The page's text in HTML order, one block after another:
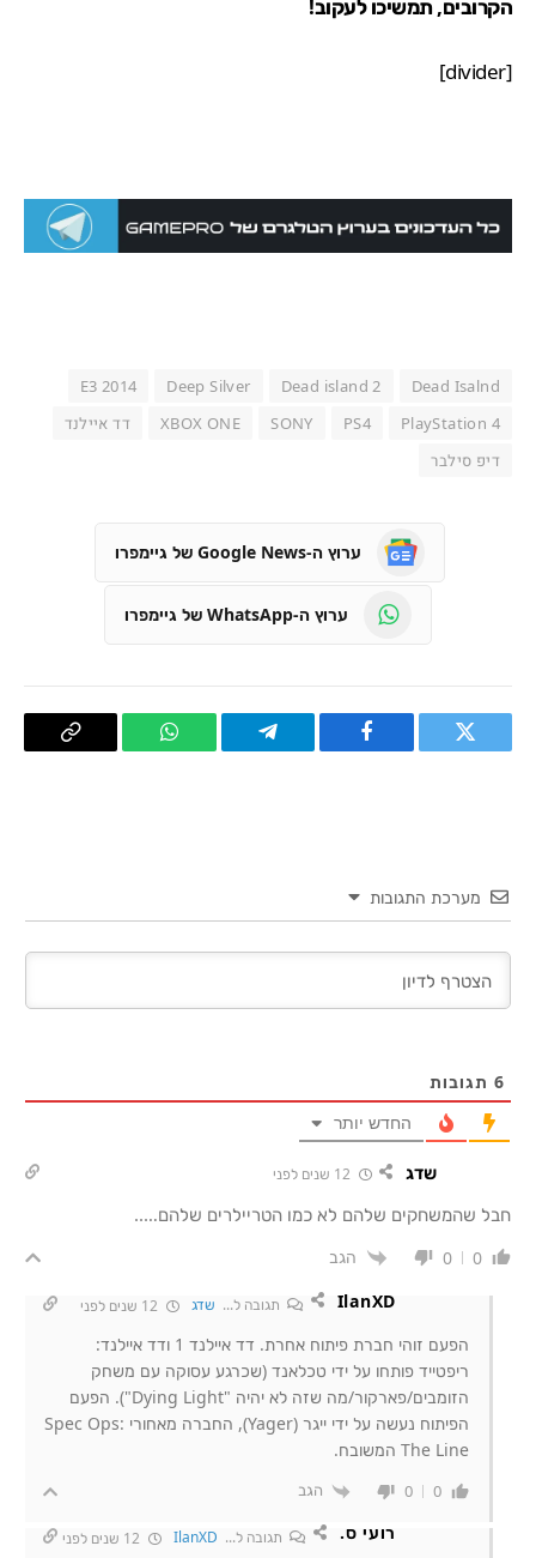
הקרובים, תמשיכו לעקוב!
[divider]
Dead Isalnd
Dead island 2
Deep Silver
E3 2014
PlayStation 4
PS4
SONY
XBOX ONE
דד איילנד
דיפ סילבר
ערוץ ה-Google News של גיימפרו
ערוץ ה-WhatsApp של גיימפרו
טוויטר פייסבוק Telegram
WhatsApp העתק
מערכת התגובות
6 תגובות
החדש יותר
שדג
חבל שהמשחקים שלהם לא כמו הטריילרים שלהם…..
0
0
הגב
IlanXD
תגובה ל... שדג
הפעם זוהי חברת פיתוח אחרת. דד איילנד 1 ודד איילנד:
ריפטייד פותחו על ידי טכלאנד (שכרגע עסוקה עם משחק
הזומבים/פארקור/מה שזה לא יהיה "Dying Light"). הפעם
הפיתוח נעשה על ידי ייגר (Yager), החברה מאחורי Spec Ops:
The Line המשובח.
0
0 הגב
רועי ס. תגובה ל... IlanXD